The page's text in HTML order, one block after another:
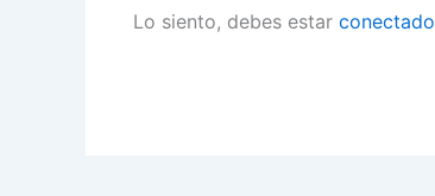
Lo siento, debes estar conectado